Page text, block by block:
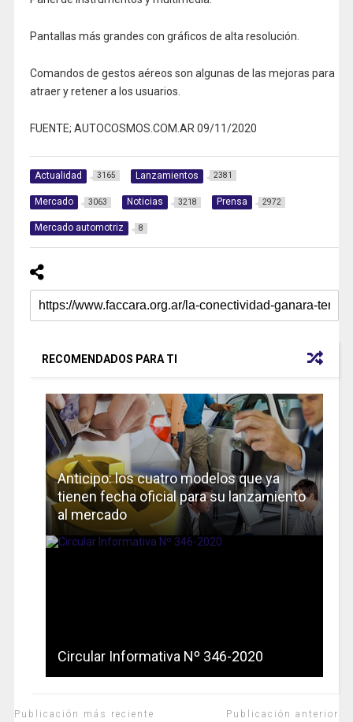
Pantallas más grandes con gráficos de alta resolución.
Comandos de gestos aéreos son algunas de las mejoras para
atraer y retener a los usuarios.
FUENTE; AUTOCOSMOS.COM.AR 09/11/2020
Actualidad 3165 Lanzamientos 2381
Mercado 3063 Noticias 3218 Prensa 2972
Mercado automotriz 8
RECOMENDADOS PARA TI
Anticipo: los cuatro modelos que ya
tienen fecha oficial para su lanzamiento
al mercado
Circular Informativa Nº 346-2020
Publicación más reciente Publicación anterior